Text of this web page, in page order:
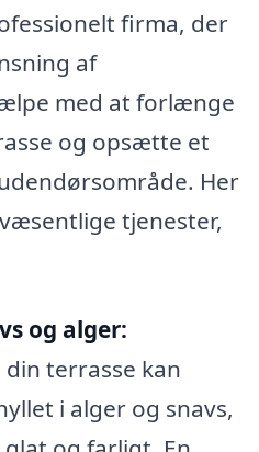
firma, der
af
med at forlænge
og opsætte et
Her
tjenester,
og alger:
terrasse kan
i alger og snavs,